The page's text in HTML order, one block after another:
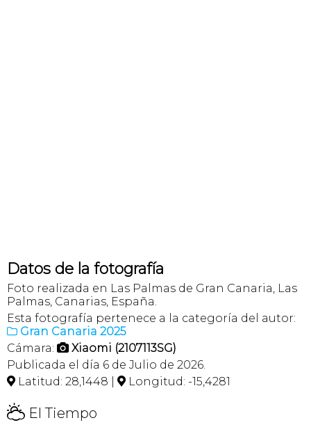
Datos de la fotografía
Foto realizada en Las Palmas de Gran Canaria, Las
Palmas, Canarias, España.
Esta fotografía pertenece a la categoría del autor:
 Gran Canaria 2025
Cámara:  Xiaomi (2107113SG)
Publicada el día 6 de Julio de 2026.
 Latitud: 28,1448 |  Longitud: -15,4281
H El Tiempo